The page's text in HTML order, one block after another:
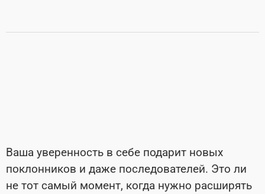
Ваша уверенность в себе подарит новых
поклонников и даже после­дователей. Это ли
не тот самый момент, когда нужно расширять